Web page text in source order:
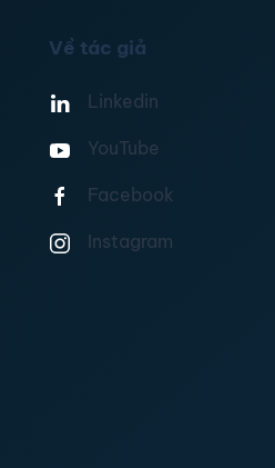
Về tác giả
Linkedin
YouTube
Facebook
Instagram